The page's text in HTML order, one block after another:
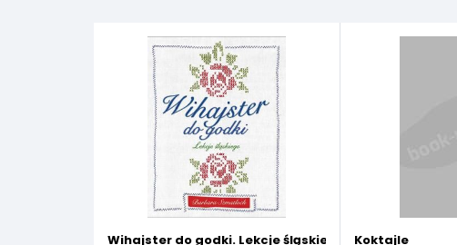
Wihajster do godki. Lekcje śląskiego Koktajle